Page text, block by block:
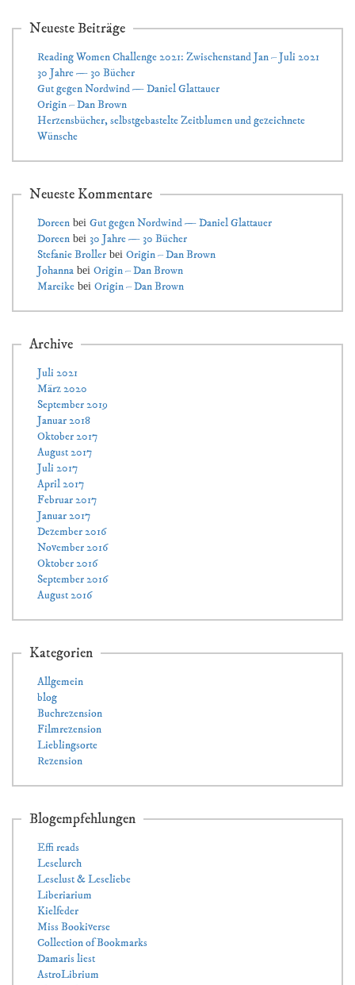
Neueste Beiträge
Reading Women Challenge 2021: Zwischenstand Jan – Juli 2021
30 Jahre — 30 Bücher
Gut gegen Nordwind — Daniel Glattauer
Origin – Dan Brown
Herzensbücher, selbstgebastelte Zeitblumen und gezeichnete
Wünsche
Neueste Kommentare
Doreen bei Gut gegen Nordwind — Daniel Glattauer
Doreen bei 30 Jahre — 30 Bücher
Stefanie Broller bei Origin – Dan Brown
Johanna bei Origin – Dan Brown
Mareike bei Origin – Dan Brown
Archive
Juli 2021
März 2020
September 2019
Januar 2018
Oktober 2017
August 2017
Juli 2017
April 2017
Februar 2017
Januar 2017
Dezember 2016
November 2016
Oktober 2016
September 2016
August 2016
Kategorien
Allgemein
blog
Buchrezension
Filmrezension
Lieblingsorte
Rezension
Blogempfehlungen
Effi reads
Leselurch
Leselust & Leseliebe
Liberiarium
Kielfeder
Miss Bookiverse
Collection of Bookmarks
Damaris liest
AstroLibrium